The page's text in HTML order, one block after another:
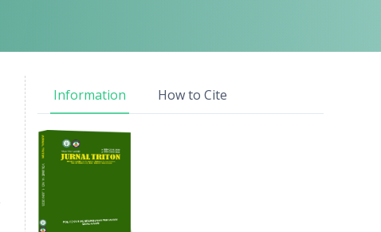
Information How to Cite
Article Sidebar